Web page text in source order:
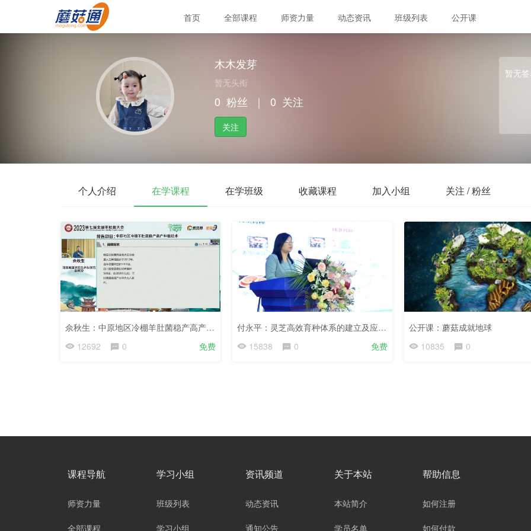
首页 全部课程 师资力量 动态资讯 班级列表 公开课
木木发芽
暂无头衔
0 粉丝 ｜ 0 关注
关注
暂无
个人介绍 在学课程 在学班级 收藏课程 加入小组 关注 / 粉丝
佘秋生：中原地区冷棚羊肚菌稳产高产种植技术-第七届羊肚菌-2023.9.3
12692
0 免费
付永平：灵芝高效育种体系的建立及应用-第三届灵芝大会-2022.11.13
15838
0 免费
公开课：蘑菇成就地球
10835
0
课程导航
师资力量
全部课程
学习小组
班级列表
学习小组
资讯频道
动态资讯
通知公告
关于本站
本站简介
学员名单
帮助信息
如何注册
如何付款